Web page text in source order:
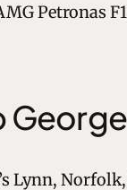
Petronas
Lynn,